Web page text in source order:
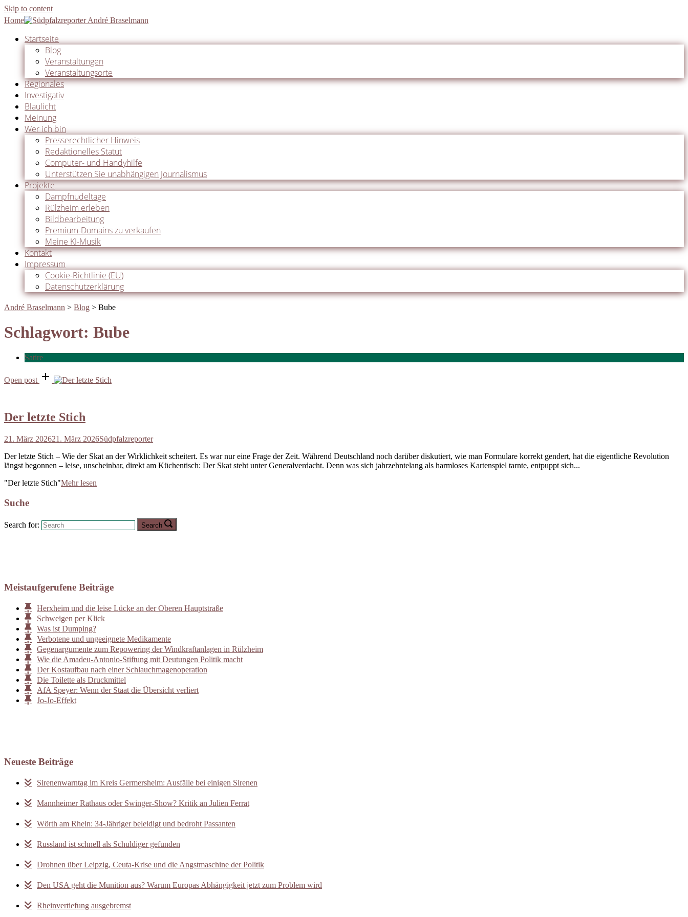
Skip to content
Home
Startseite
Blog
Veranstaltungen
Veranstaltungsorte
Regionales
Investigativ
Blaulicht
Meinung
Wer ich bin
Presserechtlicher Hinweis
Redaktionelles Statut
Computer- und Handyhilfe
Unterstützen Sie unabhängigen Journalismus
Projekte
Dampfnudeltage
Rülzheim erleben
Bildbearbeitung
Premium-Domains zu verkaufen
Meine KI-Musik
Kontakt
Impressum
Cookie-Richtlinie (EU)
Datenschutzerklärung
André Braselmann > Blog > Bube
Schlagwort: Bube
Satire
Open post
Der letzte Stich
21. März 202621. März 2026Südpfalzreporter
Der letzte Stich – Wie der Skat an der Wirklichkeit scheitert. Es war nur eine Frage der Zeit. Während Deutschland noch darüber diskutiert, wie man Formulare korrekt gendert, hat die eigentliche Revolution
längst begonnen – leise, unscheinbar, direkt am Küchentisch: Der Skat steht unter Generalverdacht. Denn was sich jahrzehntelang als harmloses Kartenspiel tarnte, entpuppt sich...
"Der letzte Stich"Mehr lesen
Suche
Search for: Search
Meistaufgerufene Beiträge
Herxheim und die leise Lücke an der Oberen Hauptstraße
Schweigen per Klick
Was ist Dumping?
Verbotene und ungeeignete Medikamente
Gegenargumente zum Repowering der Windkraftanlagen in Rülzheim
Wie die Amadeu-Antonio-Stiftung mit Deutungen Politik macht
Der Kostaufbau nach einer Schlauchmagenoperation
Die Toilette als Druckmittel
AfA Speyer: Wenn der Staat die Übersicht verliert
Jo-Jo-Effekt
Neueste Beiträge
Sirenenwarntag im Kreis Germersheim: Ausfälle bei einigen Sirenen
Mannheimer Rathaus oder Swinger-Show? Kritik an Julien Ferrat
Wörth am Rhein: 34-Jähriger beleidigt und bedroht Passanten
Russland ist schnell als Schuldiger gefunden
Drohnen über Leipzig, Ceuta-Krise und die Angstmaschine der Politik
Den USA geht die Munition aus? Warum Europas Abhängigkeit jetzt zum Problem wird
Rheinvertiefung ausgebremst